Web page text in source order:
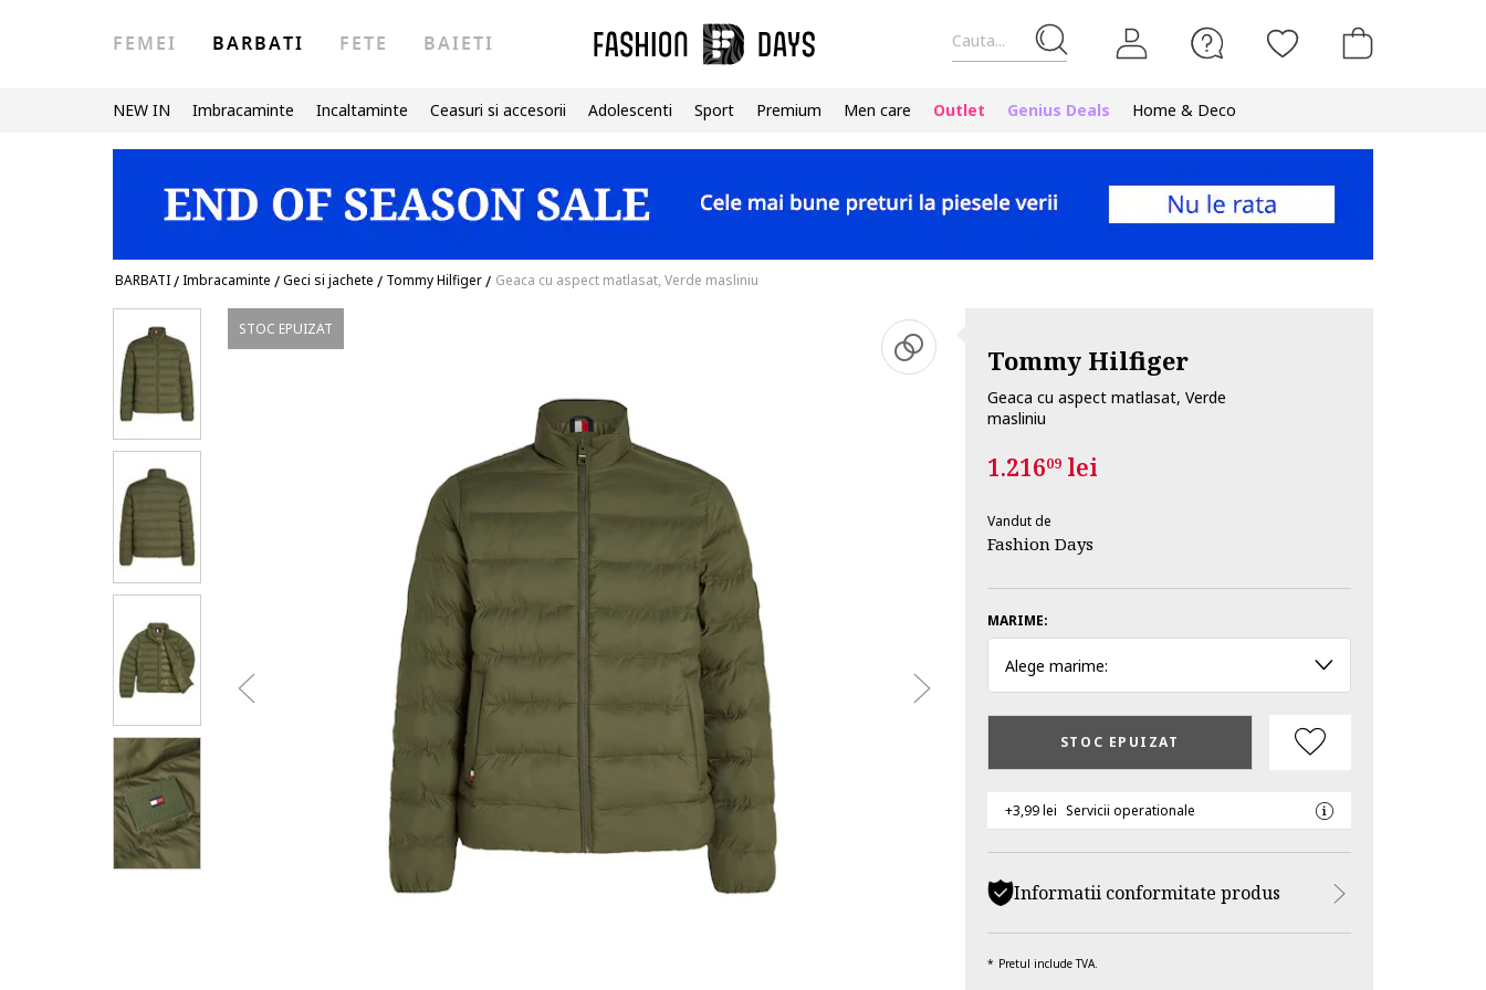
Cauta...
FEMEI BARBATI FETE BAIETI
NEW IN Imbracaminte Incaltaminte Ceasuri si accesorii Adolescenti Sport Premium Men care Outlet Genius Deals Home & Deco
BARBATI/Imbracaminte /Geci si jachete / Tommy Hilfiger/ Geaca cu aspect matlasat, Verde masliniu
STOC EPUIZAT
Tommy Hilfiger
Geaca cu aspect matlasat, Verde
masliniu
1.21609lei
Vandut de
Fashion Days
MARIME:
Alege marime:
STOC EPUIZAT
+3,99 lei Servicii operationale
Informatii conformitate produs
Pretul include TVA.